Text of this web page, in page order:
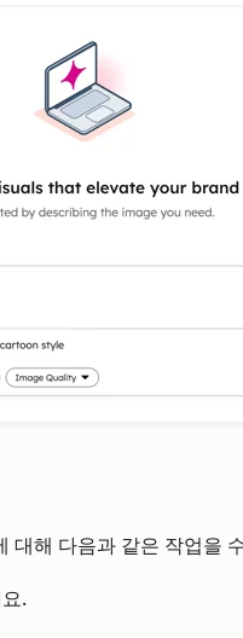
대해 다음과 같은 작업을
.